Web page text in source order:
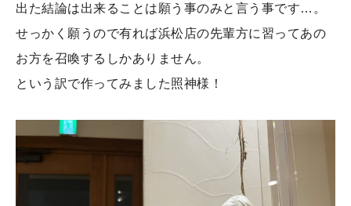
出た結論は出来ることは願う事のみと言う事です…。
せっかく願うので有れば浜松店の先輩方に習ってあの
お方を召喚するしかありません。
という訳で作ってみました照神様！